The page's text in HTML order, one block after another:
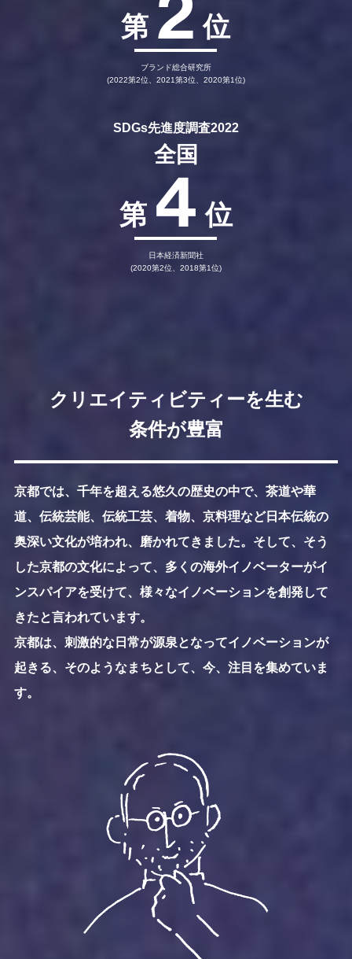
第 位
ブランド総合研究所
(2022第2位、2021第3位、2020第1位)
SDGs先進度調査2022
全国
第 4 位
日本経済新聞社
(2020第2位、2018第1位)
クリエイティビティーを生む
条件が豊富
京都では、千年を超える悠久の歴史の中で、茶道や華
道、伝統芸能、伝統工芸、着物、京料理など日本伝統の
奥深い文化が培われ、磨かれてきました。そして、そう
した京都の文化によって、多くの海外イノベーターがイ
ンスパイアを受けて、様々なイノベーションを創発して
きたと言われています。
京都は、刺激的な日常が源泉となってイノベーションが
起きる、そのようなまちとして、今、注目を集めていま
す。